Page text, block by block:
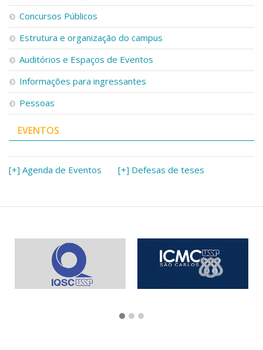
Concursos Públicos
Estrutura e organização do campus
Auditórios e Espaços de Eventos
Informações para ingressantes
Pessoas
EVENTOS
[+] Agenda de Eventos [+] Defesas de teses